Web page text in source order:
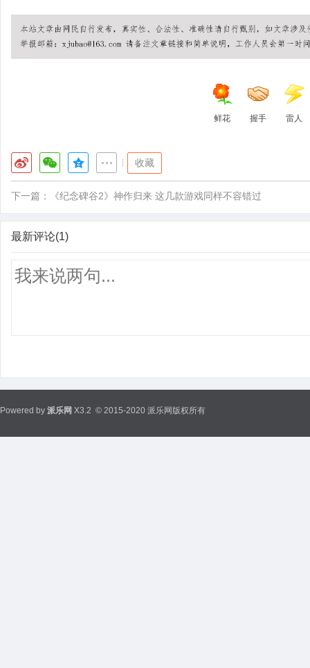
鲜花 握手 雷人
收藏
下一篇： 《纪念碑谷2》神作归来 这几款游戏同样不容错过
最新评论(1)
Powered by 派乐网 X3.2 © 2015-2020 派乐网版权所有